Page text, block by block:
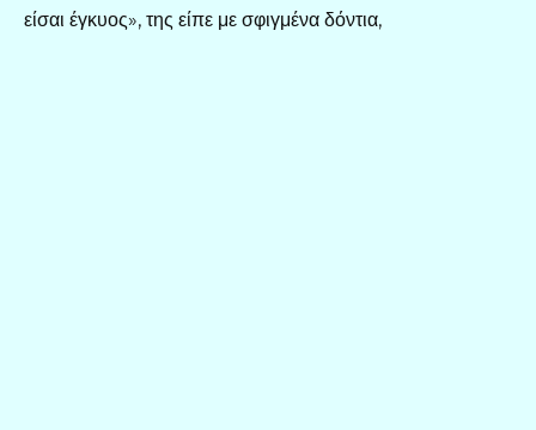
είσαι έγκυος», της είπε με σφιγμένα δόντια,